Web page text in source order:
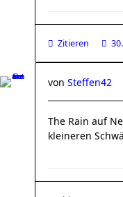
Zitieren
von Steffen42
The Rain auf
kleineren